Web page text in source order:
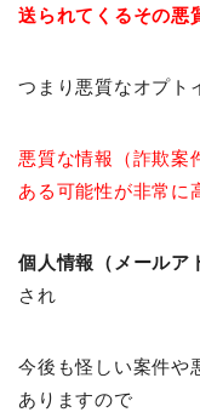
送られてくるその悪
つまり悪質なオプト
悪質な情報（詐欺案
ある可能性が非常に
個人情報（メールア
され
今後も怪しい案件や
ありますので